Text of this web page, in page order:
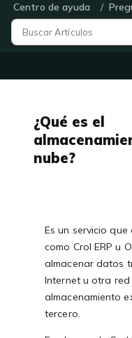
Centro de ayuda
¿Qué es el
nube?
Es un servicio
como Crol ERP u
almacenar datos
Internet u otra red
almacenamiento
tercero.